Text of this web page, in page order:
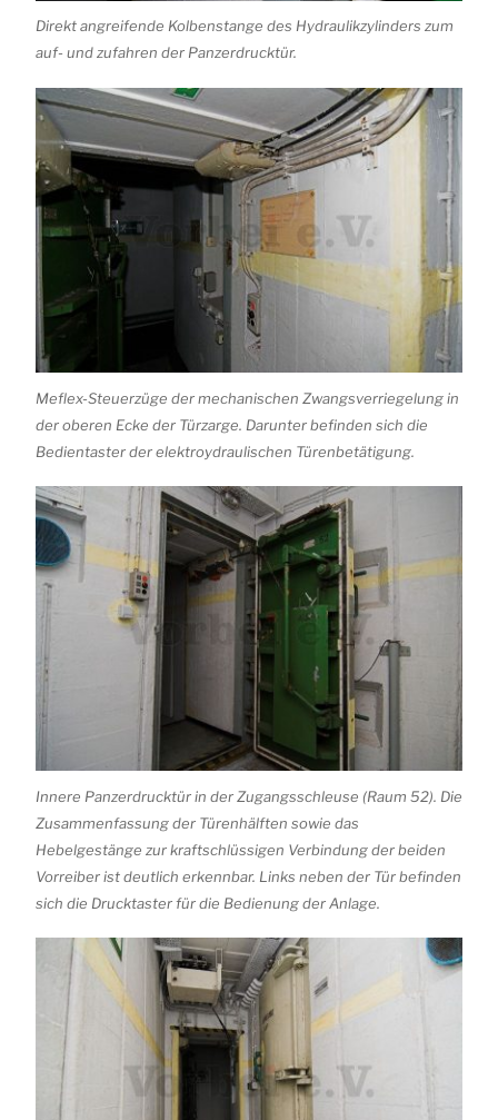
Direkt angreifende Kolbenstange des Hydraulikzylinders zum
auf- und zufahren der Panzerdrucktür.
Meflex-Steuerzüge der mechanischen Zwangsverriegelung in
der oberen Ecke der Türzarge. Darunter befinden sich die
Bedientaster der elektroydraulischen Türenbetätigung.
Innere Panzerdrucktür in der Zugangsschleuse (Raum 52). Die
Zusammenfassung der Türenhälften sowie das
Hebelgestänge zur kraftschlüssigen Verbindung der beiden
Vorreiber ist deutlich erkennbar. Links neben der Tür befinden
sich die Drucktaster für die Bedienung der Anlage.